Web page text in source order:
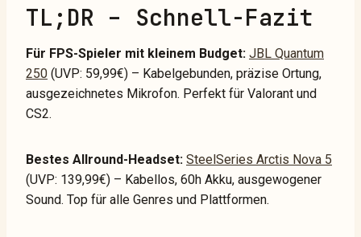
TL;DR – Schnell-Fazit
Für FPS-Spieler mit kleinem Budget: JBL Quantum
250 (UVP: 59,99€) – Kabelgebunden, präzise Ortung,
ausgezeichnetes Mikrofon. Perfekt für Valorant und
CS2.
Bestes Allround-Headset: SteelSeries Arctis Nova 5
(UVP: 139,99€) – Kabellos, 60h Akku, ausgewogener
Sound. Top für alle Genres und Plattformen.